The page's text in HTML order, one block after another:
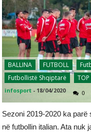
BALLINA FUTBOLL
Futbollistë Shqiptarë
TOP
infosport - 18/04/2020 0
Sezoni 2019-2020 ka
në futbollin italian. Ata nuk